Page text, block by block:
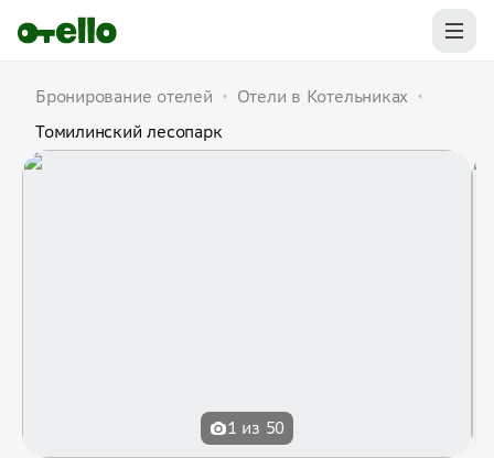
Бронирование отелей • Отели в Котельниках •
Томилинский лесопарк
1 из 50